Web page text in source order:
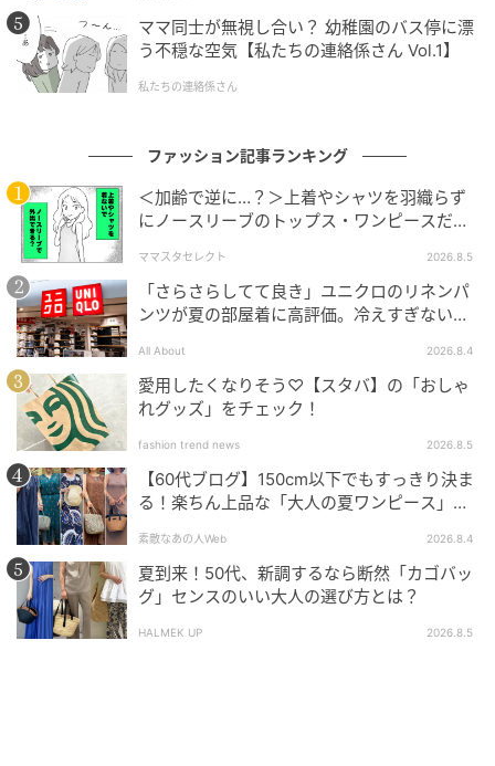
出典：and ST
大ヒット中のボーダーTとタックパンツを使ったコー
ママ同士が無視し合い？ 幼稚園のバス停に漂
う不穏な空気【私たちの連絡係さん Vol.1】
私たちの連絡係さん
ファッション記事ランキング
＜加齢で逆に…？＞上着やシャツを羽織らず
にノースリーブのトップス・ワンピースだけ
ママスタセレクト 2026.8.5
「さらさらしてて良き」ユニクロのリネンパ
ンツが夏の部屋着に高評価。冷えすぎない肌
All About 2026.8.4
愛用したくなりそう♡【スタバ】の「おしゃ
れグッズ」をチェック！
fashion trend news 2026.8.5
【60代ブログ】150cm以下でもすっきり決ま
る！楽ちん上品な「大人の夏ワンピース」コ
素敵なあの人Web 2026.8.4
夏到来！50代、新調するなら断然「カゴバッ
グ」センスのいい大人の選び方とは？
HALMEK UP 2026.8.5